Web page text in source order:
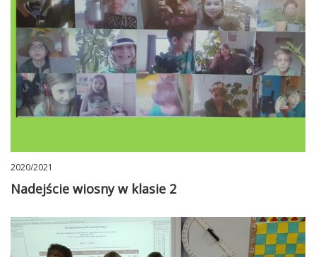
2020/2021
Nadejście wiosny w klasie 2